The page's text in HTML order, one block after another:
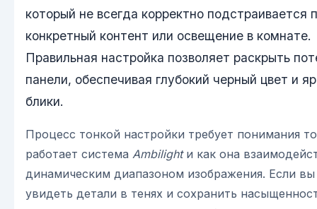
который не всегда корректно подстраивается
конкретный контент или освещение в комнате.
Правильная настройка позволяет раскрыть
панели, обеспечивая глубокий черный цвет и
блики.
Процесс тонкой настройки требует понимания
работает система Ambilightи как она
динамическим диапазоном изображения. Если вы
увидеть детали в тенях и сохранить